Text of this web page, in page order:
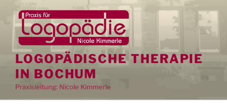
Inhalt
springen
LOGOPÄDISCHE THERAPIE
IN BOCHUM
Praxisleitung: Nicole Kimmerle